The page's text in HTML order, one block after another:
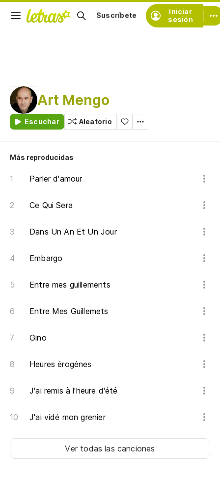
Iniciar
sesión
Suscríbete
Art Mengo
Escuchar Aleatorio
Más reproducidas
Parler d'amour
Ce Qui Sera
Dans Un An Et Un Jour
Embargo
Entre mes guillements
Entre Mes Guillemets
Gino
Heures érogénes
J'ai remis à l'heure d'été
J'ai vidé mon grenier
Ver todas las canciones